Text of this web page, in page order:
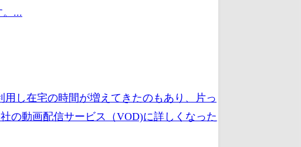
。...
し在宅の時間が増えてきたのもあり、片っ
の動画配信サービス（VOD)に詳しくなった